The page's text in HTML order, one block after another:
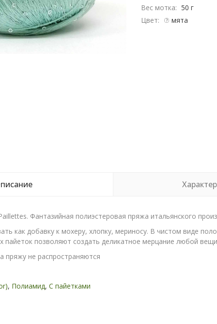
Вес мотка: 50 г
Цвет:
мята
Фантазийная полиэстеровая пряжа итальянского
как добавку к мохеру, хлопку, мериносу. В чистом виде
пайеток позволяют создать деликатное мерцание любой
пряжу не распространяются
, Полиамид, С пайетками